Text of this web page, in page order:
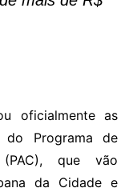
oficialmente as
do Programa de
que vão
da Cidade e